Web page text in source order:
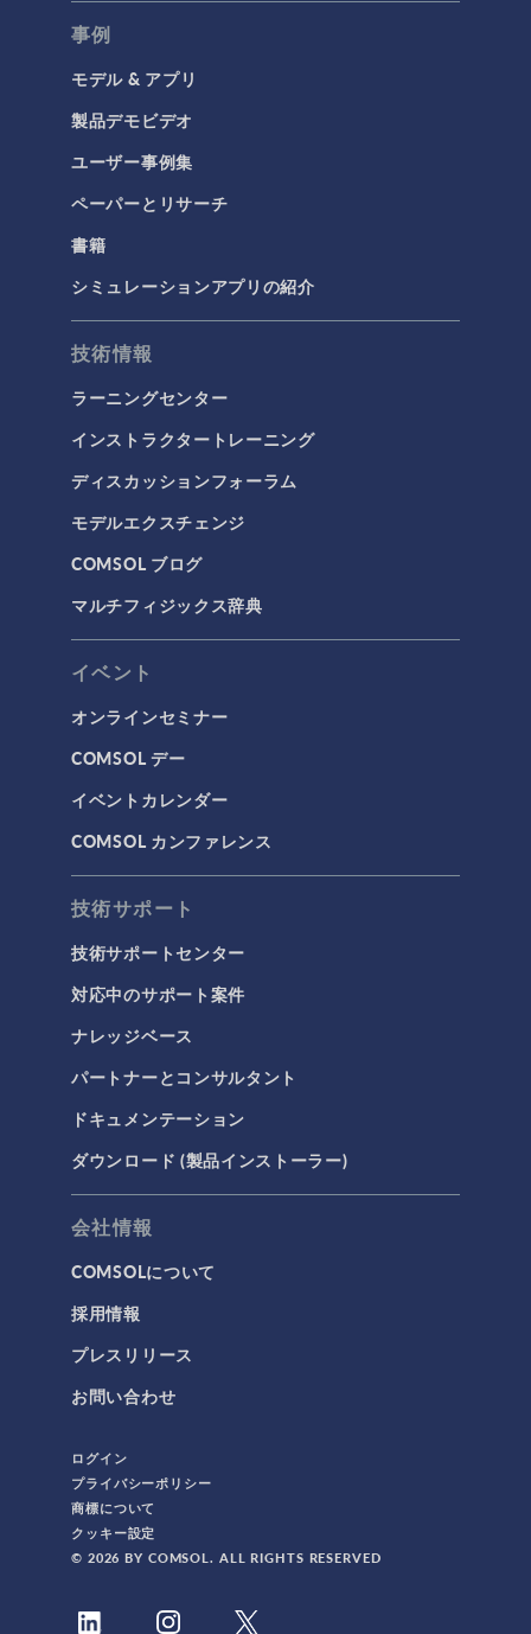
構造と音響
MEMSと圧電デバイス
材料モデル
構造ダイナミクス
音響と振動
マイクロフルイディクス
伝熱
分子流
多孔質材料流れ
流体流れの粒子追跡
計算流体力学（CFD）
電磁気学
プラズマ物理
低周波電磁気学
光線光学
半導体デバイス
波動光学
荷電粒子追跡
タグ
3Dプリンティング
AC/DC モジュール
AC/DCモジュール
CAD インポートモジュール
CFDモジュール
IoT
MEMS モジュール
MEMSモジュール
RF モジュール
カンファレンス
コンファレンス
シリコンフォトニクス
事例
モデル & アプリ
製品デモビデオ
ユーザー事例集
ペーパーとリサーチ
書籍
シミュレーションアプリの紹介
技術情報
ラーニングセンター
インストラクタートレーニング
ディスカッションフォーラム
モデルエクスチェンジ
COMSOL ブログ
マルチフィジックス辞典
イベント
オンラインセミナー
COMSOL デー
イベントカレンダー
COMSOL カンファレンス
技術サポート
技術サポートセンター
対応中のサポート案件
ナレッジベース
パートナーとコンサルタント
ドキュメンテーション
ダウンロード (製品インストーラー)
会社情報
COMSOLについて
採用情報
プレスリリース
お問い合わせ
ログイン
プライバシーポリシー
商標について
クッキー設定
© 2026 BY COMSOL. ALL RIGHTS RESERVED